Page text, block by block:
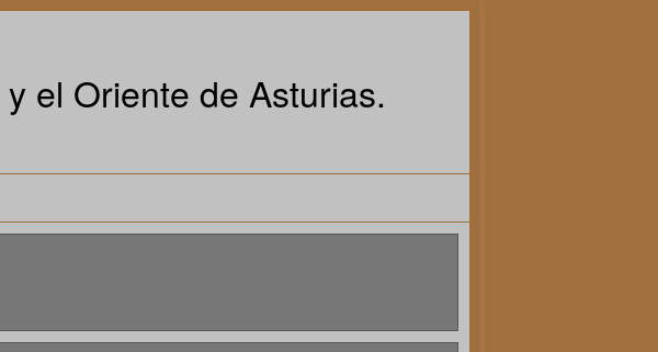
el Oriente de Asturias.